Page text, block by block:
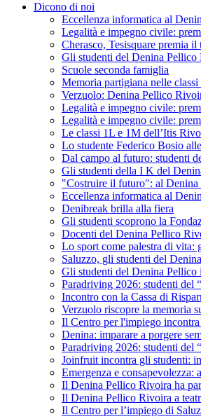
Dicono di noi
Eccellenza informatica al
Legalità e impegno civile:
Cherasco, Tesisquare premia
Gli studenti del Denina Pellico
Scuole seconda famiglia
Memoria partigiana nelle classi
Verzuolo: Denina Pellico
Legalità e impegno civile:
Legalità e impegno civile:
Le classi 1L e 1M dell’Itis
Lo studente Federico Bosio
Dal campo al futuro: studenti
Gli studenti della I K del
"Costruire il futuro": al Denina
Eccellenza informatica al
Denibreak brilla alla fiera
Gli studenti scoprono la
Docenti del Denina Pellico
Lo sport come palestra di
Saluzzo, gli studenti del
Gli studenti del Denina
Paradriving 2026: studenti del
Incontro con la Cassa di
Verzuolo riscopre la memoria
Il Centro per l'impiego
Denina: imparare a porgere
Paradriving 2026: studenti del
Joinfruit incontra gli studenti:
Emergenza e
Il Denina Pellico Rivoira ha
Il Denina Pellico Rivoira a
Il Centro per l’impiego di